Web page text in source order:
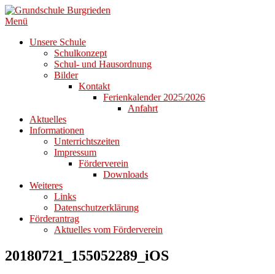
Zum
Inhalt
Menü
Unsere Schule
Schulkonzept
Schul- und Hausordnung
Bilder
Kontakt
Ferienkalender 2025/2026
Anfahrt
Aktuelles
Informationen
Unterrichtszeiten
Impressum
Förderverein
Downloads
Weiteres
Links
Datenschutzerklärung
Förderantrag
Aktuelles vom Förderverein
20180721_155052289_iOS